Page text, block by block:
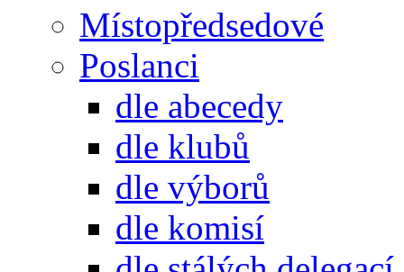
Místopředsedové
Poslanci
dle abecedy
dle klubů
dle výborů
dle komisí